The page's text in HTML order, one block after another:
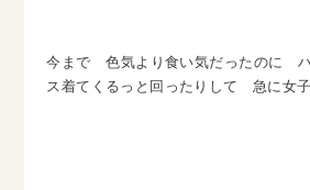
今まで 色気より食い気だったのに ハ
ス着てくるっと回ったりして 急に女